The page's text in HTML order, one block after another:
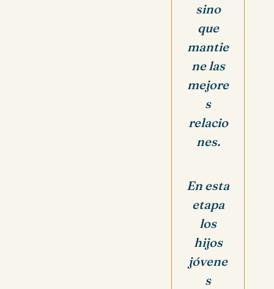
sino
que
mantie
ne las
mejore
s
relacio
nes.
En esta
etapa
los
hijos
jóvene
s